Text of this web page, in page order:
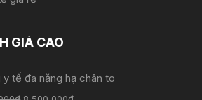
GIÁ CAO
y tế đa năng hạ chân to